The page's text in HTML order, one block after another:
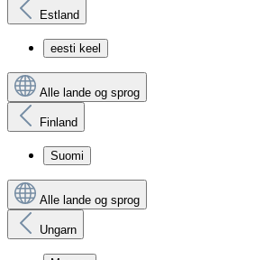
Estland
eesti keel
Alle lande og sprog
Finland
Suomi
Alle lande og sprog
Ungarn